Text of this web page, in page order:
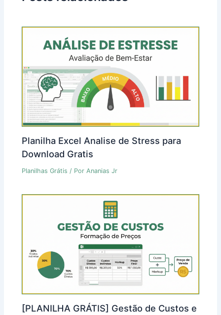
Planilha Excel Analise de Stress para
Download Gratis
Planilhas Grátis / PorAnanias Jr
[PLANILHA GRÁTIS] Gestão de Custos e